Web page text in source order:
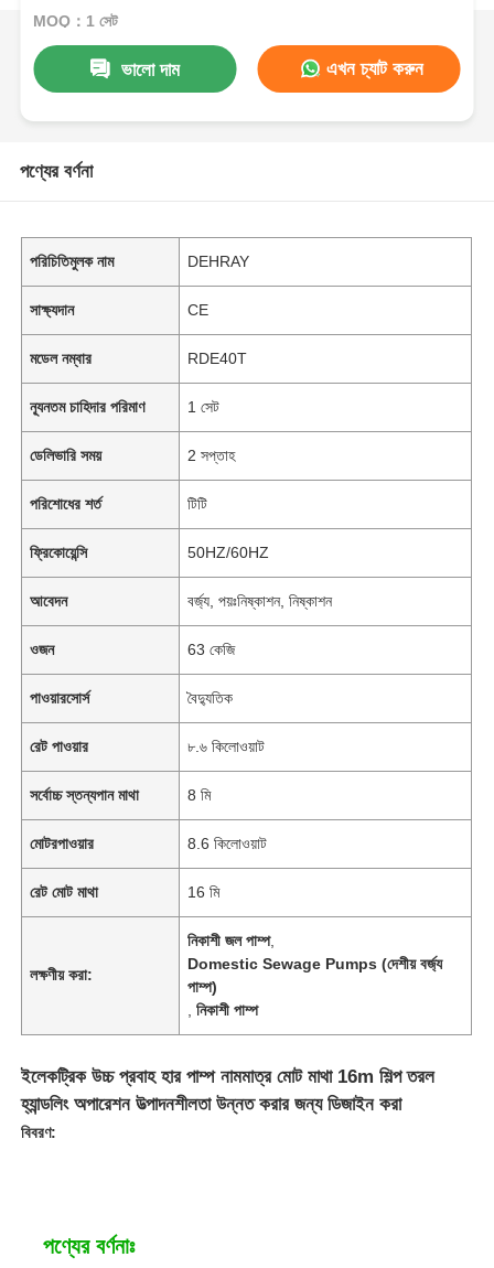
MOQ：1 সেট
ভালো দাম এখন চ্যাট করুন
পণ্যের বর্ণনা
পরিচিতিমুলক নাম DEHRAY
সাক্ষ্যদান CE
মডেল নম্বার RDE40T
ন্যূনতম চাহিদার পরিমাণ 1 সেট
ডেলিভারি সময় 2 সপ্তাহ
পরিশোধের শর্ত টিটি
ফ্রিকোয়েন্সি 50HZ/60HZ
আবেদন বর্জ্য, পয়ঃনিষ্কাশন, নিষ্কাশন
ওজন 63 কেজি
পাওয়ারসোর্স বৈদ্যুতিক
রেট পাওয়ার ৮.৬ কিলোওয়াট
সর্বোচ্চ স্তন্যপান মাথা 8 মি
মোটরপাওয়ার 8.6 কিলোওয়াট
রেট মোট মাথা 16 মি
লক্ষণীয় করা:
নিকাশী জল পাম্প,
Domestic Sewage Pumps (দেশীয় বর্জ্য
পাম্প)
,নিকাশী পাম্প
ইলেকট্রিক উচ্চ প্রবাহ হার পাম্প নামমাত্র মোট মাথা 16m শিল্প তরল
হ্যান্ডলিং অপারেশন উত্পাদনশীলতা উন্নত করার জন্য ডিজাইন করা
বিবরণ:
পণ্যের বর্ণনাঃ